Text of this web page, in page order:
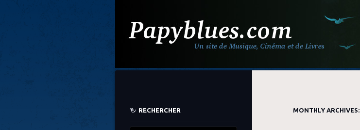
MONTHLY ARCHIVES:
RECHERCHER